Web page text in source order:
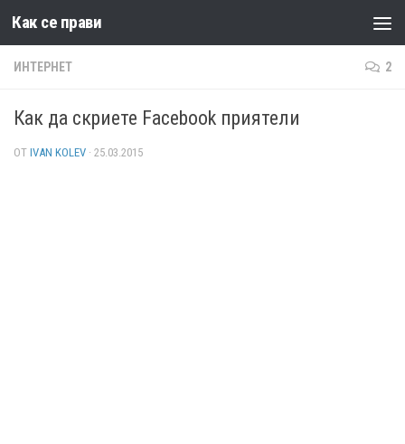
Към съдържанието
Как се прави
ИНТЕРНЕТ 2
Как да скриете Facebook приятели
ОТ IVAN KOLEV · 25.03.2015